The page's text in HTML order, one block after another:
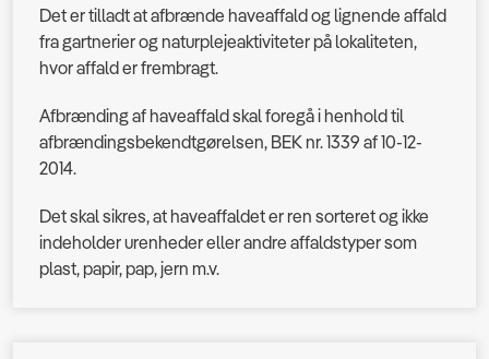
Det er tilladt at afbrænde haveaffald og lignende affald
fra gartnerier og naturplejeaktiviteter på lokaliteten,
hvor affald er frembragt.
Afbrænding af haveaffald skal foregå i henhold til
afbrændingsbekendtgørelsen, BEK nr. 1339 af 10-12-
2014.
Det skal sikres, at haveaffaldet er ren sorteret og ikke
indeholder urenheder eller andre affaldstyper som
plast, papir, pap, jern m.v.